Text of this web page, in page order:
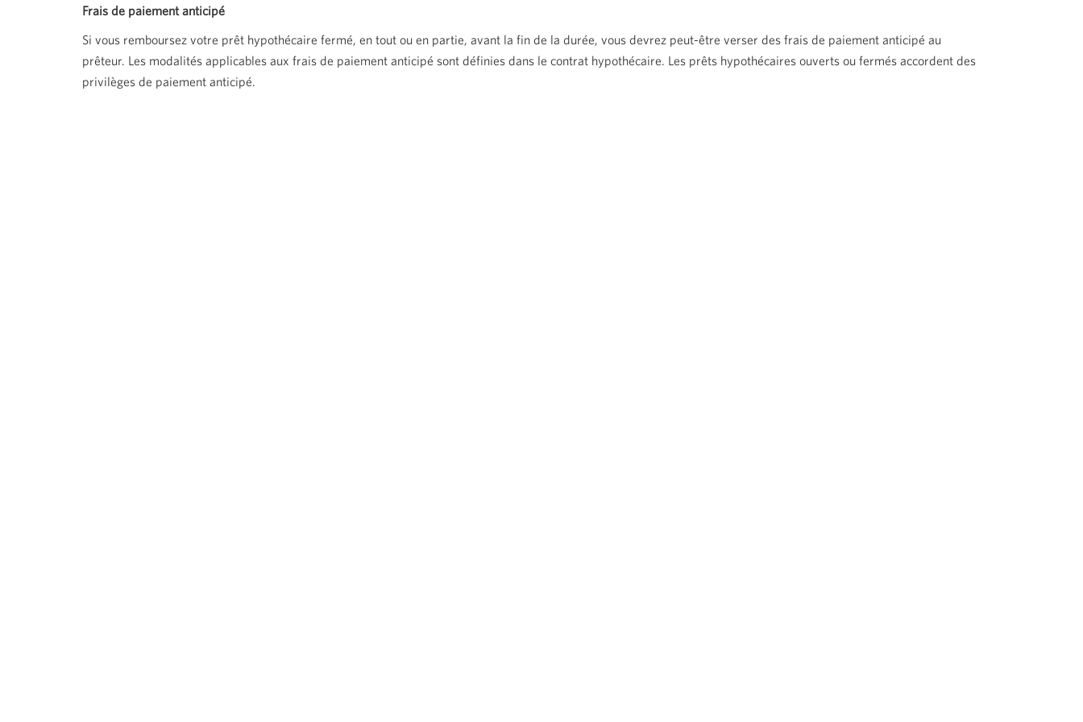
Frais de paiement anticipé
Si vous remboursez votre prêt hypothécaire fermé, en tout ou en partie, avant la fin de la durée, vous devrez peut-être verser des frais de paiement anticipé au
prêteur. Les modalités applicables aux frais de paiement anticipé sont définies dans le contrat hypothécaire. Les prêts hypothécaires ouverts ou fermés accordent des
privilèges de paiement anticipé.